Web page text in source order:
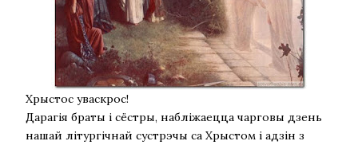
Хрыстос уваскрос!
Дарагія браты і сёстры, набліжаецца чарговы дзень
нашай літургічнай сустрэчы са Хрыстом і адзін з